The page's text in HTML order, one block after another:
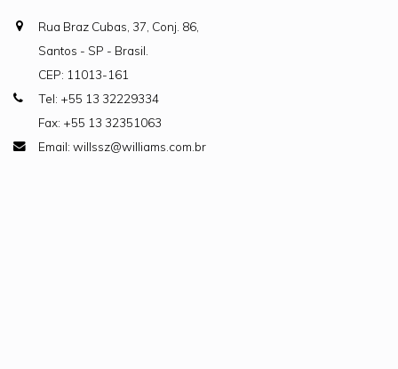
Rua Braz Cubas, 37, Conj. 86,
Santos - SP - Brasil.
CEP: 11013-161
Tel: +55 13 32229334
Fax: +55 13 32351063
Email: willssz@williams.com.br